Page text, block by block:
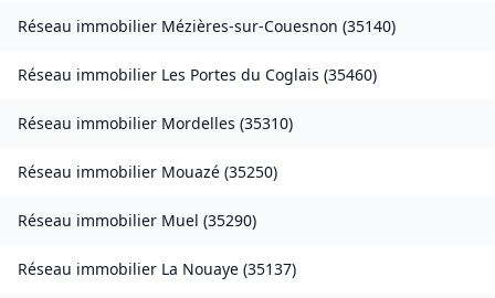
Réseau immobilier Mézières-sur-Couesnon (35140)
Réseau immobilier Les Portes du Coglais (35460)
Réseau immobilier Mordelles (35310)
Réseau immobilier Mouazé (35250)
Réseau immobilier Muel (35290)
Réseau immobilier La Nouaye (35137)